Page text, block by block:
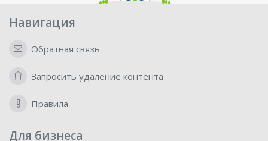
Навигация
Обратная связь
Запросить удаление контента
Правила
Для бизнеса